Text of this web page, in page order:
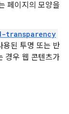
페이지의 모양을
transparency
용된 투명 또는 반
경우 웹 콘텐츠가